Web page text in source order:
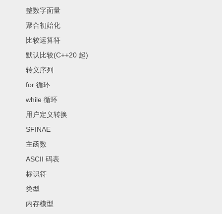
整数字面量
聚合初始化
比较运算符
默认比较(C++20 起)
转义序列
for 循环
while 循环
用户定义转换
SFINAE
主函数
ASCII 码表
标识符
类型
内存模型